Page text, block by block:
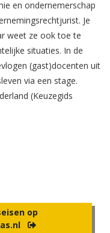
en ondernemerschap
Je
weet ze ook toe te
situaties. In de
(gast)docenten uit
via een stage.
(Keuzegids
op